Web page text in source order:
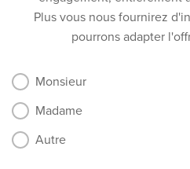
Plus vous nous fournirez
pourrons adapter
Monsieur
Madame
Autre